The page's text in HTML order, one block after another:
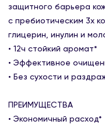
защитного барьера
с пребиотическим 3х
глицерин, инулин и
• 12ч стойкий аромат*
• Эффективное
• Без сухости и
ПРЕИМУЩЕСТВА
• Экономичный расход*